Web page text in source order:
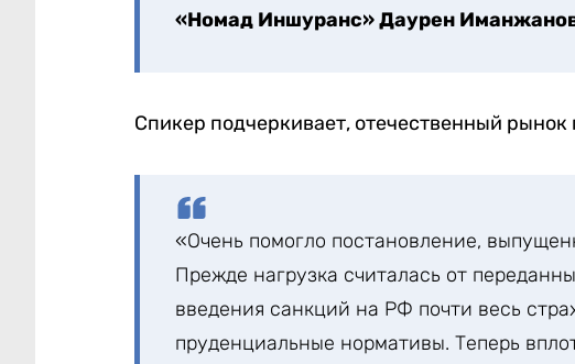
«Номад Иншуранс» Даурен
Спикер подчеркивает, отечественный
«Очень помогло постановление,
Прежде нагрузка считалась от
введения санкций на РФ почти весь
пруденциальные нормативы. Теперь